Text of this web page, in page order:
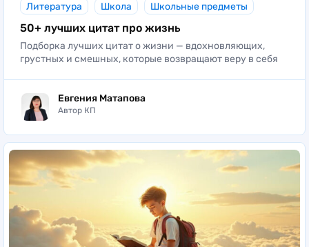
Литература Школа Школьные предметы
50+ лучших цитат про жизнь
Подборка лучших цитат о жизни — вдохновляющих,
грустных и смешных, которые возвращают веру в себя
Евгения Матапова
Автор КП